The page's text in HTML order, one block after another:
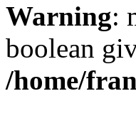
Warning:
boolean
/home/